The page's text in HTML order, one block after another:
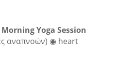
Yoga Session
αναπνοών) ◉ heart